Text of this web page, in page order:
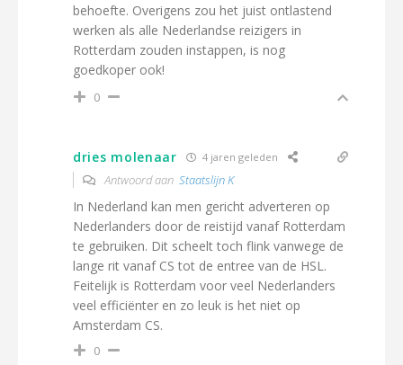
behoefte. Overigens zou het juist ontlastend
werken als alle Nederlandse reizigers in
Rotterdam zouden instappen, is nog
goedkoper ook!
0
dries molenaar 4 jaren geleden
Antwoord aan Staatslijn K
In Nederland kan men gericht adverteren op
Nederlanders door de reistijd vanaf Rotterdam
te gebruiken. Dit scheelt toch flink vanwege de
lange rit vanaf CS tot de entree van de HSL.
Feitelijk is Rotterdam voor veel Nederlanders
veel efficiënter en zo leuk is het niet op
Amsterdam CS.
0